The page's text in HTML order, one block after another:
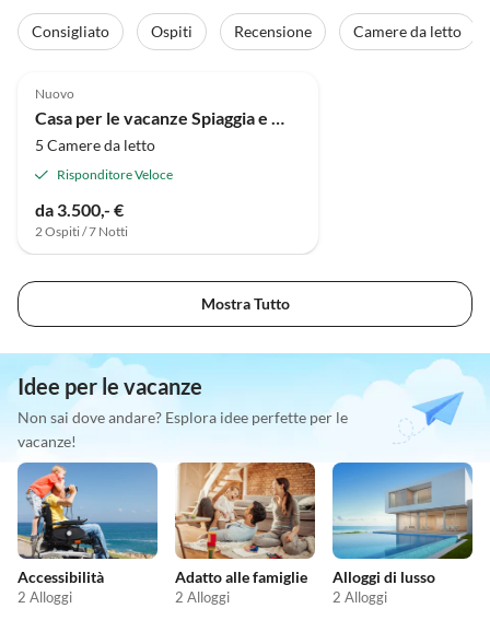
Consigliato Ospiti Recensione Camere da letto
Nuovo
5 Camere da letto
Risponditore Veloce
da 3.500,- €
2 Ospiti / 7 Notti
Mostra Tutto
Idee per le vacanze
Non sai dove andare? Esplora idee perfette per le
vacanze!
Accessibilità
2 Alloggi
Adatto alle famiglie
2 Alloggi
Alloggi di lusso
2 Alloggi